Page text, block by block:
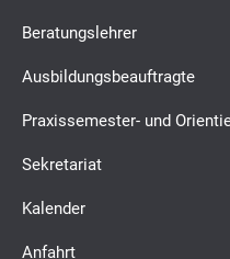
Beratungslehrer
Ausbildungsbeauftragte
Praxissemester- und
Sekretariat
Kalender
Anfahrt